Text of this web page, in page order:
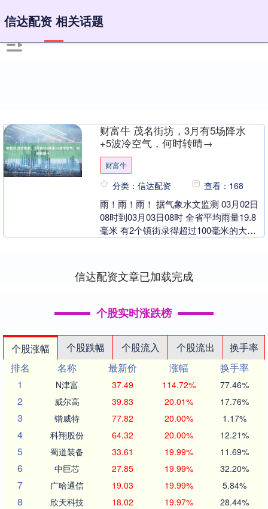
信达配资 相关话题
财富牛 茂名街坊，3月有5场降水
+5波冷空气，何时转晴→
财富牛
分类：信达配资 查看：168
雨！雨！雨！ 据气象水文监测 03月02日
08时到03月03日08时 全省平均雨量19.8
毫米 有2个镇街录得超过100毫米的大暴
信达配资文章已加载完成
个股实时涨跌榜
个股涨幅 个股跌幅 个股流入 个股流出
换手率
排名
名称 最新价 涨幅
换手率
1
N津富 37.49 114.72% 77.46%
2 威尔高 39.83 20.01% 17.76%
3 锴威特 77.82 20.00% 1.17%
4 科翔股份 64.32 20.00% 12.21%
5 蜀道装备 33.61 19.99% 11.69%
6 中巨芯 27.85 19.99% 32.20%
7 广哈通信 19.03 19.99% 5.84%
8 欣天科技 18.02 19.97% 28.44%